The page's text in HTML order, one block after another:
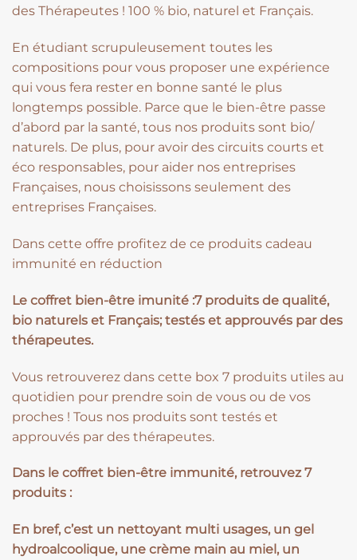
des Thérapeutes ! 100 % bio, naturel et Français.
En étudiant scrupuleusement toutes les
compositions pour vous proposer une expérience
qui vous fera rester en bonne santé le plus
longtemps possible. Parce que le bien-être passe
d’abord par la santé, tous nos produits sont bio/
naturels. De plus, pour avoir des circuits courts et
éco responsables, pour aider nos entreprises
Françaises, nous choisissons seulement des
entreprises Françaises.
Dans cette offre profitez de ce produits cadeau
immunité en réduction
Le coffret bien-être imunité :7 produits de qualité,
bio naturels et Français; testés et approuvés par des
thérapeutes.
Vous retrouverez dans cette box 7 produits utiles au
quotidien pour prendre soin de vous ou de vos
proches ! Tous nos produits sont testés et
approuvés par des thérapeutes.
Dans le coffret bien-être immunité, retrouvez 7
produits :
En bref, c’est un nettoyant multi usages, un gel
hydroalcoolique, une crème main au miel, un